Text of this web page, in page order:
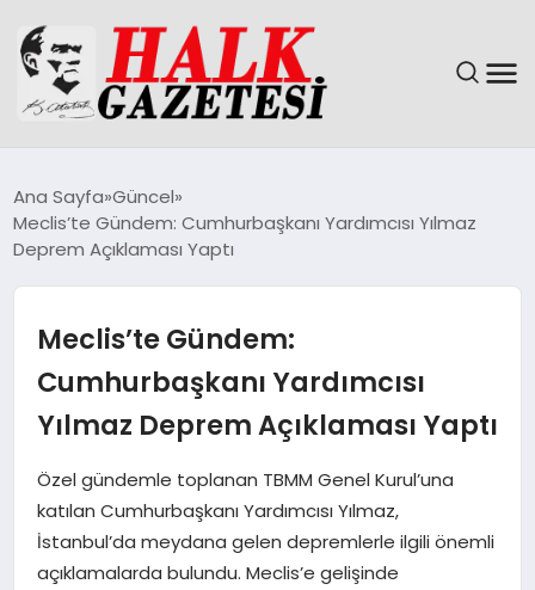
MAGAZIN
SAĞLIK
SIYASET
Ana Sayfa Güncel
Meclis’te Gündem: Cumhurbaşkanı Yardımcısı Yılmaz
Deprem Açıklaması Yaptı
Meclis’te Gündem:
Cumhurbaşkanı Yardımcısı
Yılmaz Deprem Açıklaması Yaptı
Özel gündemle toplanan TBMM Genel Kurul’una
katılan Cumhurbaşkanı Yardımcısı Yılmaz,
İstanbul’da meydana gelen depremlerle ilgili önemli
açıklamalarda bulundu. Meclis’e gelişinde